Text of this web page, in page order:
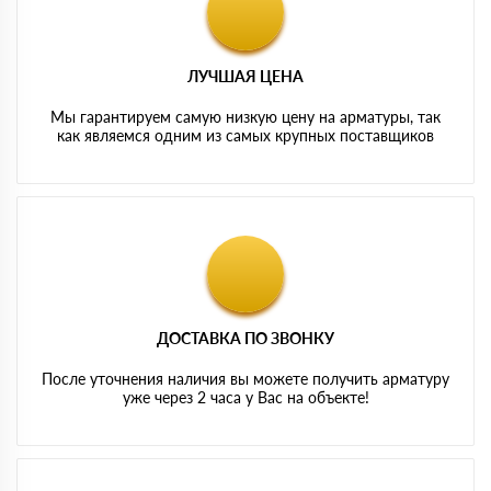
ЛУЧШАЯ ЦЕНА
Мы гарантируем самую низкую цену на арматуры, так
как являемся одним из самых крупных поставщиков
ДОСТАВКА ПО ЗВОНКУ
После уточнения наличия вы можете получить арматуру
уже через 2 часа у Вас на объекте!